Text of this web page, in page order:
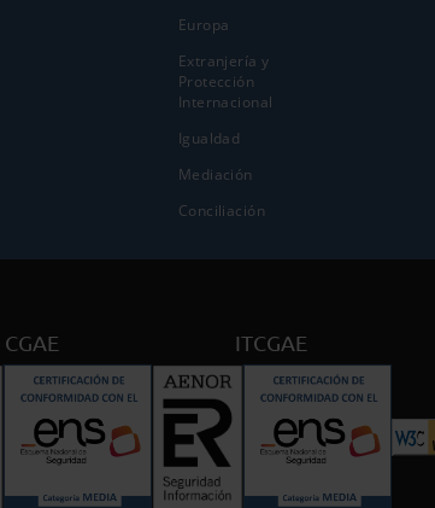
Europa
Extranjería y
Protección
Internacional
Igualdad
Mediación
Conciliación
CGAE ITCGAE